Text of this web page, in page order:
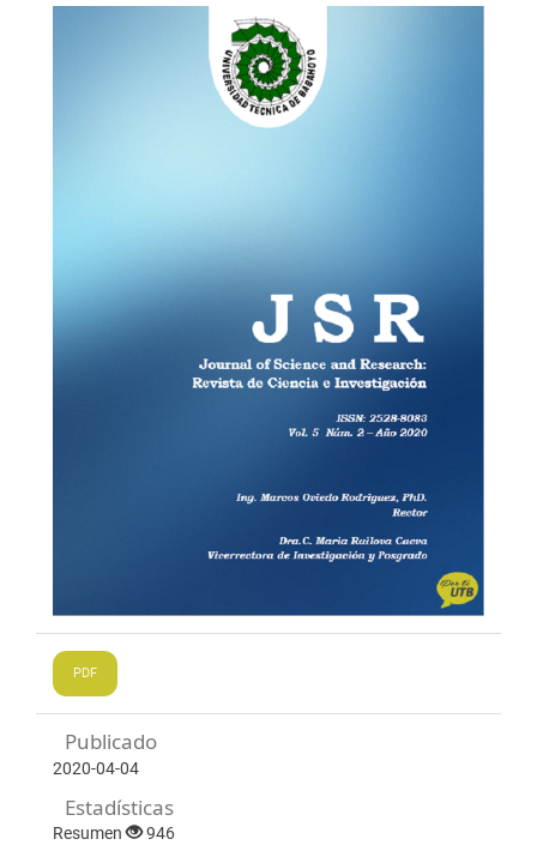
PDF
Publicado
2020-04-04
Estadísticas
Resumen 946